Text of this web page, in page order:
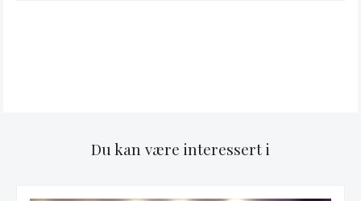
Du kan være interessert i